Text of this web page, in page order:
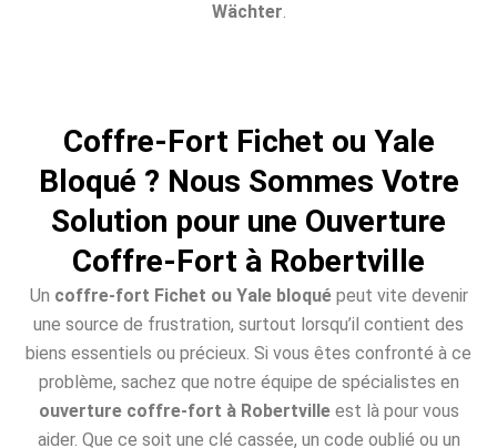
Wächter.
Coffre-Fort Fichet ou Yale
Bloqué ? Nous Sommes Votre
Solution pour une Ouverture
Coffre-Fort à Robertville
Un coffre-fort Fichet ou Yale bloquépeut vite devenir
une source de frustration, surtout lorsqu’il contient des
biens essentiels ou précieux. Si vous êtes confronté à ce
problème, sachez que notre équipe de spécialistes en
ouverture coffre-fort à Robertvilleest là pour vous
aider. Que ce soit une clé cassée, un code oublié ou un